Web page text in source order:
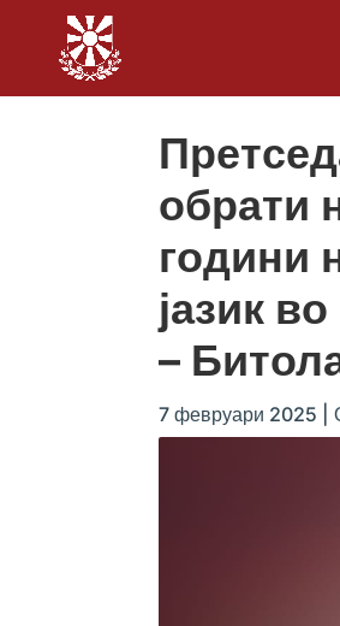
обрати
години
јазик
–
7 февруари 2025